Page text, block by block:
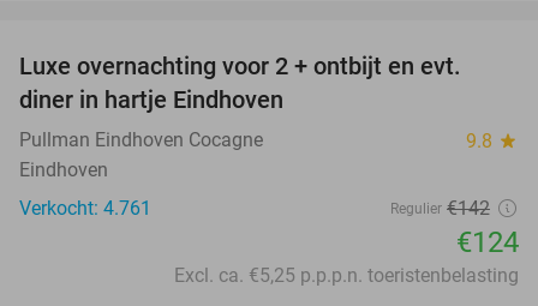
Luxe overnachting voor 2 + ontbijt en evt.
diner in hartje Eindhoven
Pullman Eindhoven Cocagne 9.8 star
Eindhoven
Verkocht: 4.761
Regulier €142
€124
Excl. ca. €5,25 p.p.p.n. toeristenbelasting